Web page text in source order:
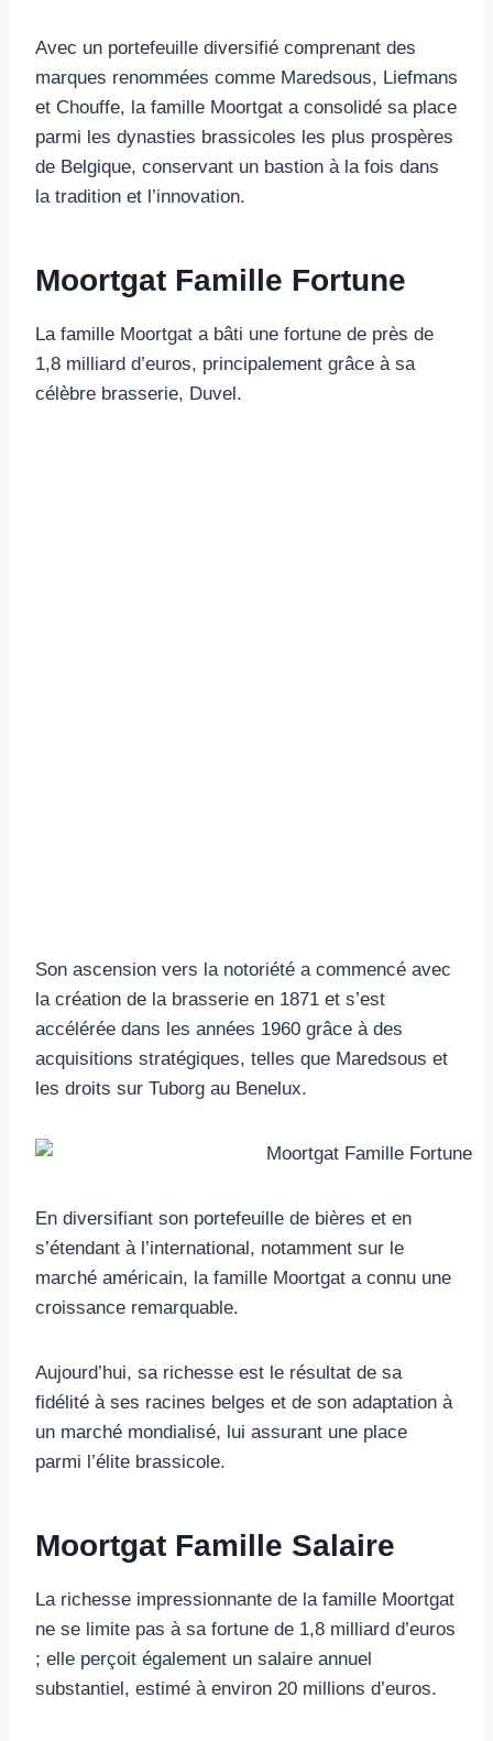
Avec un portefeuille diversifié comprenant des
marques renommées comme Maredsous, Liefmans
et Chouffe, la famille Moortgat a consolidé sa place
parmi les dynasties brassicoles les plus prospères
de Belgique, conservant un bastion à la fois dans
la tradition et l’innovation.
Moortgat Famille Fortune
La famille Moortgat a bâti une fortune de près de
1,8 milliard d’euros, principalement grâce à sa
célèbre brasserie, Duvel.
Son ascension vers la notoriété a commencé avec
la création de la brasserie en 1871 et s’est
accélérée dans les années 1960 grâce à des
acquisitions stratégiques, telles que Maredsous et
les droits sur Tuborg au Benelux.
En diversifiant son portefeuille de bières et en
s’étendant à l’international, notamment sur le
marché américain, la famille Moortgat a connu une
croissance remarquable.
Aujourd’hui, sa richesse est le résultat de sa
fidélité à ses racines belges et de son adaptation à
un marché mondialisé, lui assurant une place
parmi l’élite brassicole.
Moortgat Famille Salaire
La richesse impressionnante de la famille Moortgat
ne se limite pas à sa fortune de 1,8 milliard d’euros
; elle perçoit également un salaire annuel
substantiel, estimé à environ 20 millions d’euros.